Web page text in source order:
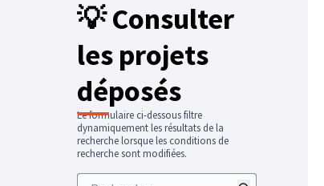
💡 Consulter
les projets
déposés
Le formulaire ci-dessous filtre
dynamiquement les résultats de la
recherche lorsque les conditions de
recherche sont modifiées.